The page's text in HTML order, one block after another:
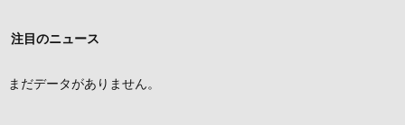
注目のニュース
まだデータがありません。